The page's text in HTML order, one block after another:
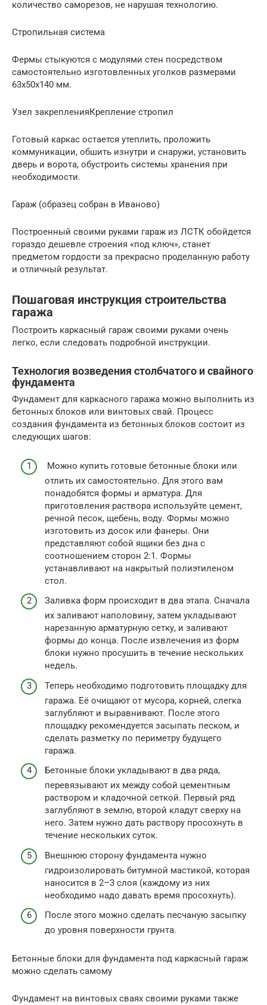
количество саморезов, не нарушая технологию.
Стропильная система
Фермы стыкуются с модулями стен посредством
самостоятельно изготовленных уголков размерами
63х50х140 мм.
Узел закрепленияКрепление стропил
Готовый каркас остается утеплить, проложить
коммуникации, обшить изнутри и снаружи, установить
дверь и ворота, обустроить системы хранения при
необходимости.
Гараж (образец собран в Иваново)
Построенный своими руками гараж из ЛСТК обойдется
гораздо дешевле строения «под ключ», станет
предметом гордости за прекрасно проделанную работу
и отличный результат.
Пошаговая инструкция строительства
гаража
Построить каркасный гараж своими руками очень
легко, если следовать подробной инструкции.
Технология возведения столбчатого и свайного
фундамента
Фундамент для каркасного гаража можно выполнить из
бетонных блоков или винтовых свай. Процесс
создания фундамента из бетонных блоков состоит из
следующих шагов:
Можно купить готовые бетонные блоки или
отлить их самостоятельно. Для этого вам
понадобятся формы и арматура. Для
приготовления раствора используйте цемент,
речной песок, щебень, воду. Формы можно
изготовить из досок или фанеры. Они
представляют собой ящики без дна с
соотношением сторон 2:1. Формы
устанавливают на накрытый полиэтиленом
стол.
Заливка форм происходит в два этапа. Сначала
их заливают наполовину, затем укладывают
нарезанную арматурную сетку, и заливают
формы до конца. После извлечения из форм
блоки нужно просушить в течение нескольких
недель.
Теперь необходимо подготовить площадку для
гаража. Её очищают от мусора, корней, слегка
заглубляют и выравнивают. После этого
площадку рекомендуется засыпать песком, и
сделать разметку по периметру будущего
гаража.
Бетонные блоки укладывают в два ряда,
перевязывают их между собой цементным
раствором и кладочной сеткой. Первый ряд
заглубляют в землю, второй кладут сверху на
него. Затем нужно дать раствору просохнуть в
течение нескольких суток.
Внешнюю сторону фундамента нужно
гидроизолировать битумной мастикой, которая
наносится в 2–3 слоя (каждому из них
необходимо надо давать время просохнуть).
После этого можно сделать песчаную засыпку
до уровня поверхности грунта.
Бетонные блоки для фундамента под каркасный гараж
можно сделать самому
Фундамент на винтовых сваях своими руками также